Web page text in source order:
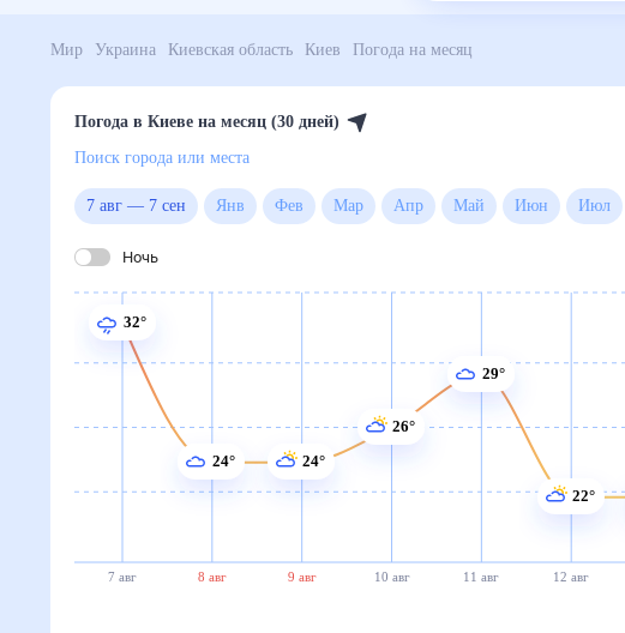
Мир Украина Киевская область Киев Погода на месяц
Погода в Киеве на месяц (30 дней)
Поиск города или места
7 авг—7 сен Янв Фев Мар Апр Май Июн
Ночь
7 авг 8 авг 9 авг 10 авг 11 авг 12 авг
32°
24° 24°
26°
29°
22°